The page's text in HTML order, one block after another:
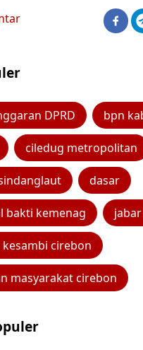
DPRD bpn
ciledug metropolitan
dasar
bakti kemenag
cirebon
masyarakat cirebon